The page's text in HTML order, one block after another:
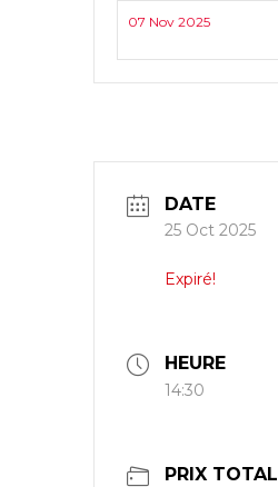
07 Nov 2025
DATE
25 Oct 2025
Expiré!
HEURE
14:30
PRIX TOTAL